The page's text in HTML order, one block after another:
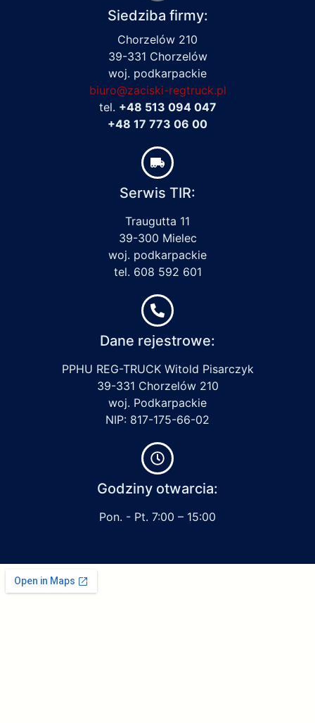
Siedziba firmy:
Chorzelów 210
39-331 Chorzelów
woj. podkarpackie
biuro@zaciski-regtruck.pl
tel. +48 513 094 047
+48 17 773 06 00
Serwis TIR:
Traugutta 11
39-300 Mielec
woj. podkarpackie
tel. 608 592 601
Dane rejestrowe:
PPHU REG-TRUCK Witold Pisarczyk
39-331 Chorzelów 210
woj. Podkarpackie
NIP: 817-175-66-02
Godziny otwarcia:
Pon. - Pt. 7:00 – 15:00